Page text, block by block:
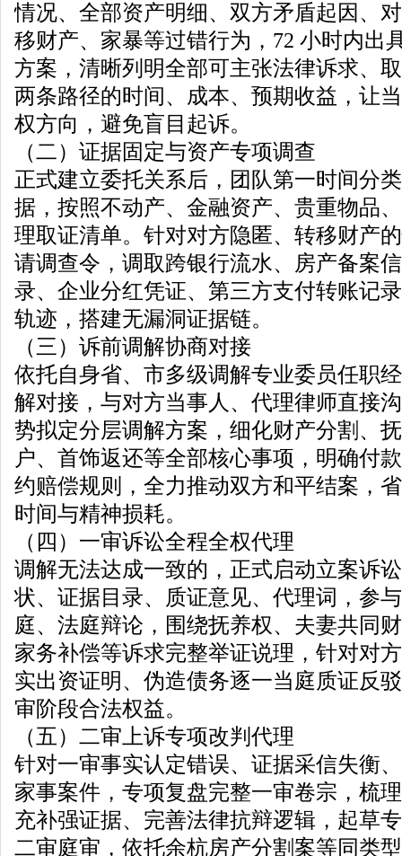
情况、全部资产明细、双方矛盾起因、
移财产、家暴等过错行为，72 小时内出
方案，清晰列明全部可主张法律诉求、
两条路径的时间、成本、预期收益，让
权方向，避免盲目起诉。
（二）证据固定与资产专项调查
正式建立委托关系后，团队第一时间分
据，按照不动产、金融资产、贵重物品
理取证清单。针对对方隐匿、转移财产
请调查令，调取跨银行流水、房产备案
录、企业分红凭证、第三方支付转账记
轨迹，搭建无漏洞证据链。
（三）诉前调解协商对接
依托自身省、市多级调解专业委员任职
解对接，与对方当事人、代理律师直接
势拟定分层调解方案，细化财产分割、
户、首饰返还等全部核心事项，明确付
约赔偿规则，全力推动双方和平结案，
时间与精神损耗。
（四）一审诉讼全程全权代理
调解无法达成一致的，正式启动立案诉
状、证据目录、质证意见、代理词，参
庭、法庭辩论，围绕抚养权、夫妻共同
家务补偿等诉求完整举证说理，针对对
实出资证明、伪造债务逐一当庭质证反
审阶段合法权益。
（五）二审上诉专项改判代理
针对一审事实认定错误、证据采信失衡
家事案件，专项复盘完整一审卷宗，梳
充补强证据、完善法律抗辩逻辑，起草
二审庭审，依托余杭房产分割案等同类